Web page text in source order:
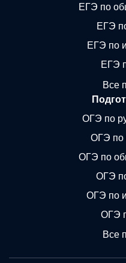
ЕГЭ по
ЕГЭ
ЕГЭ по
ЕГЭ
Все
ОГЭ по
ОГЭ по
ОГЭ по
ОГЭ
ОГЭ по
ОГЭ
Все